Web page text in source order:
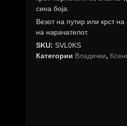
сина боја.
Везот на путир или крст
на нарачателот.
SKU: SVL0KS
Категории Владички,